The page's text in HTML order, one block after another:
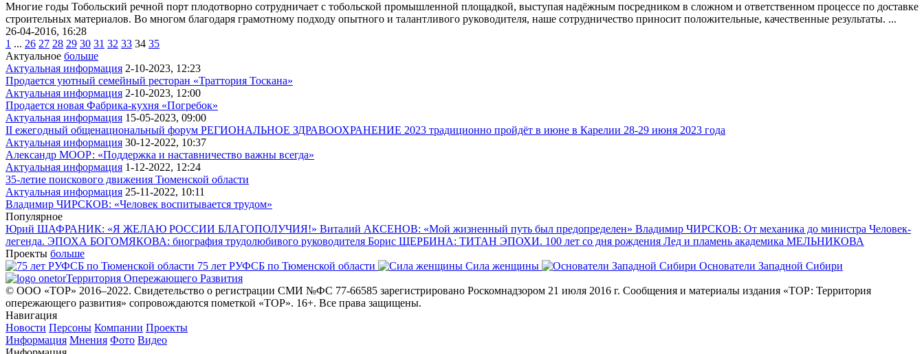
Многие годы Тобольский речной порт плодотворно сотрудничает с тобольской промышленной площадкой, выступая надёжным посредником в сложном и ответственном процессе по доставке
строительных материалов. Во многом благодаря грамотному подходу опытного и талантливого руководителя, наше сотрудничество приносит положительные, качественные результаты. ...
26-04-2016, 16:28
1 ... 26 27 28 29 30 31 32 33 34 35
Актуальное больше
Актуальная информация 2-10-2023, 12:23
Продается уютный семейный ресторан «Траттория Тоскана»
Актуальная информация 2-10-2023, 12:00
Продается новая Фабрика-кухня «Погребок»
Актуальная информация 15-05-2023, 09:00
II ежегодный общенациональный форум РЕГИОНАЛЬНОЕ ЗДРАВООХРАНЕНИЕ 2023 традиционно пройдёт в июне в Карелии 28-29 июня 2023 года
Актуальная информация 30-12-2022, 10:37
Александр МООР: «Поддержка и наставничество важны всегда»
Актуальная информация 1-12-2022, 12:24
35-летие поискового движения Тюменской области
Актуальная информация 25-11-2022, 10:11
Владимир ЧИРСКОВ: «Человек воспитывается трудом»
Популярное
Юрий ШАФРАНИК: «Я ЖЕЛАЮ РОССИИ БЛАГОПОЛУЧИЯ!» Виталий АКСЕНОВ: «Мой жизненный путь был предопределен» Владимир ЧИРСКОВ: От механика до министра Человек-
легенда. ЭПОХА БОГОМЯКОВА: биография трудолюбивого руководителя Борис ЩЕРБИНА: ТИТАН ЭПОХИ. 100 лет со дня рождения Лед и пламень академика МЕЛЬНИКОВА
Проекты больше
75 лет РУФСБ по Тюменской области
Сила женщины
Основатели Западной Сибири
Территория Опережающего Развития
© ООО «ТОР» 2016–2022. Свидетельство о регистрации СМИ №ФС 77-66585 зарегистрировано Роскомнадзором 21 июля 2016 г. Сообщения и материалы издания «ТОР: Территория
опережающего развития» сопровождаются пометкой «ТОР». 16+. Все права защищены.
Навигация
Новости Персоны Компании Проекты
Информация Мнения Фото Видео